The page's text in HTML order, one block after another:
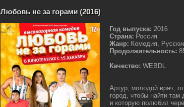
Любовь не за горами (2016)
Год выпуска: 2016
Страна: Россия
Жанр: Комедия,
Продолжительность:
Качество: WEBDL
Артур, молодой врач,
город, чтобы найти там
и которую полюбил